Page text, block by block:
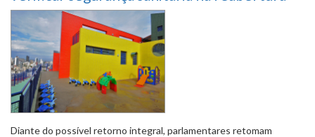
Diante do possível retorno integral, parlamentares retomam